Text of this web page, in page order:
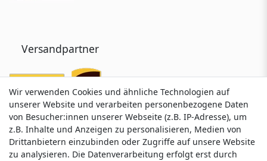
Versandpartner
Wir verwenden Cookies und ähnliche Technologien auf
unserer Website und verarbeiten personenbezogene Daten
von Besucher:innen unserer Webseite (z.B. IP-Adresse), um
z.B. Inhalte und Anzeigen zu personalisieren, Medien von
Drittanbietern einzubinden oder Zugriffe auf unsere Website
zu analysieren. Die Datenverarbeitung erfolgt erst durch
Wir verwenden Cookies und ähnliche Technologien auf
unserer Website und verarbeiten personenbezogene Daten
von Besucher:innen unserer Webseite (z.B. IP-Adresse), um
z.B. Inhalte und Anzeigen zu personalisieren, Medien von
Drittanbietern einzubinden oder Zugriffe auf unsere Website
zu analysieren. Die Datenverarbeitung erfolgt erst durch